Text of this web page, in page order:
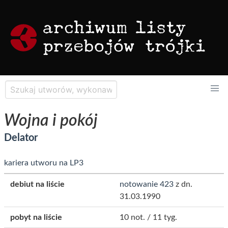
Wojna i pokój
Delator
kariera utworu na LP3
debiut na liście notowanie 423 z dn.
31.03.1990
pobyt na liście 10 not. / 11 tyg.